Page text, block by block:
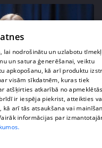
00:05:34
pie
lai nodrošinātu un uzlabotu
un satura ģenerēšanai, veiktu
apkopošanu, kā arī produktu
visām sīkdatnēm, kuras tiek
atšķirties atkarībā no
ir iespēja piekrist, atteikties
arī tās atsaukšana vai
informācijas par